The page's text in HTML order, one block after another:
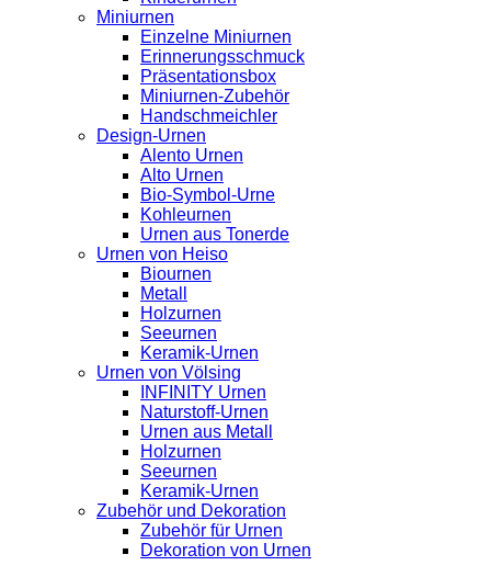
Miniurnen
Einzelne Miniurnen
Erinnerungsschmuck
Präsentationsbox
Miniurnen-Zubehör
Handschmeichler
Design-Urnen
Alento Urnen
Alto Urnen
Bio-Symbol-Urne
Kohleurnen
Urnen aus Tonerde
Urnen von Heiso
Biournen
Metall
Holzurnen
Seeurnen
Keramik-Urnen
Urnen von Völsing
INFINITY Urnen
Naturstoff-Urnen
Urnen aus Metall
Holzurnen
Seeurnen
Keramik-Urnen
Zubehör und Dekoration
Zubehör für Urnen
Dekoration von Urnen